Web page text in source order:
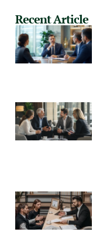
Recent Article